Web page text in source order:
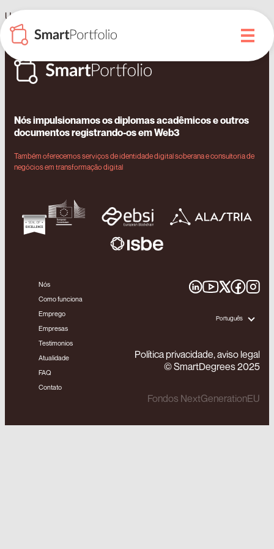
Universidades caribenhas emitirão seus passaportes
acadêmicos em blockchain com Izertis e SmartDegrees
Nós impulsionamos os diplomas acadêmicos e outros
documentos registrando-os em Web3
Também oferecemos serviços de identidade digital soberana e consultoria de
negócios em transformação digital
Nós
Como funciona
Emprego
Empresas
Testimonios
Atualidade
FAQ
Contato
Português
Política privacidade, aviso legal
© SmartDegrees 2025
Fondos NextGenerationEU